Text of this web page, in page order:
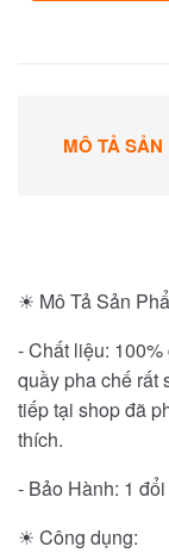
MÔ TẢ SẢN
☀ Mô Tả Sản
- Chất liệu:
quầy pha chế rất
tiếp tại shop đã
thích.
- Bảo Hành: 1
☀ Công dụng: